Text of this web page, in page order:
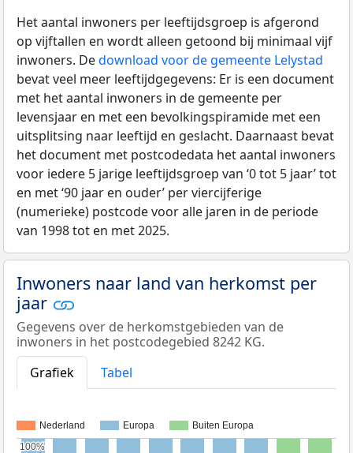
Het aantal inwoners per leeftijdsgroep is afgerond
op vijftallen en wordt alleen getoond bij minimaal vijf
inwoners. Dedownload voor de gemeente Lelystad
bevat veel meer leeftijdgegevens: Er is een document
met het aantal inwoners in de gemeente per
levensjaar en met een bevolkingspiramide met een
uitsplitsing naar leeftijd en geslacht. Daarnaast bevat
het document met postcodedata het aantal inwoners
voor iedere 5 jarige leeftijdsgroep van ‘0 tot 5 jaar’ tot
en met ‘90 jaar en ouder’ per viercijferige
(numerieke) postcode voor alle jaren in de periode
van 1998 tot en met 2025.
Inwoners naar land van herkomst per
jaar
Gegevens over de herkomstgebieden van de
inwoners in het postcodegebied 8242 KG.
Grafiek
Tabel
Nederland Europa Buiten Europa
100%
100%